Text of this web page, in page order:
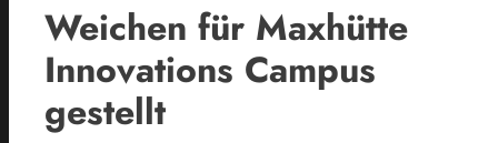
Weichen für Maxhütte
Innovations Campus
gestellt